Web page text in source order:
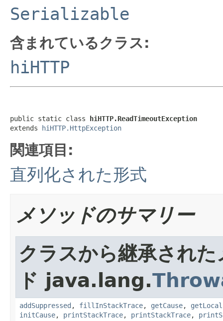
Serializable
含まれているクラス:
hiHTTP
public static class hiHTTP.ReadTimeoutException
extends hiHTTP.HttpException
関連項目:
直列化された形式
メソッドのサマリー
クラスから継承された
ド java.lang.
addSuppressed , fillInStackTrace, getCause,
initCause, printStackTrace, printStackTrace,